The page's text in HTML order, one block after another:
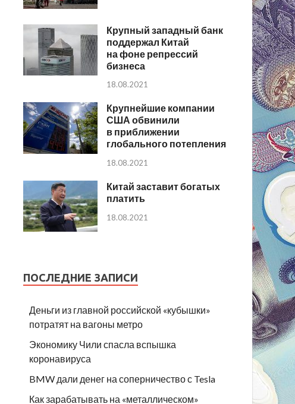
Крупный западный банк
поддержал Китай
на фоне репрессий
бизнеса
18.08.2021
Крупнейшие компании
США обвинили
в приближении
глобального потепления
18.08.2021
Китай заставит богатых
платить
18.08.2021
ПОСЛЕДНИЕ ЗАПИСИ
Деньги из главной российской «кубышки»
потратят на вагоны метро
Экономику Чили спасла вспышка
коронавируса
BMW дали денег на соперничество с Tesla
Как зарабатывать на «металлическом»